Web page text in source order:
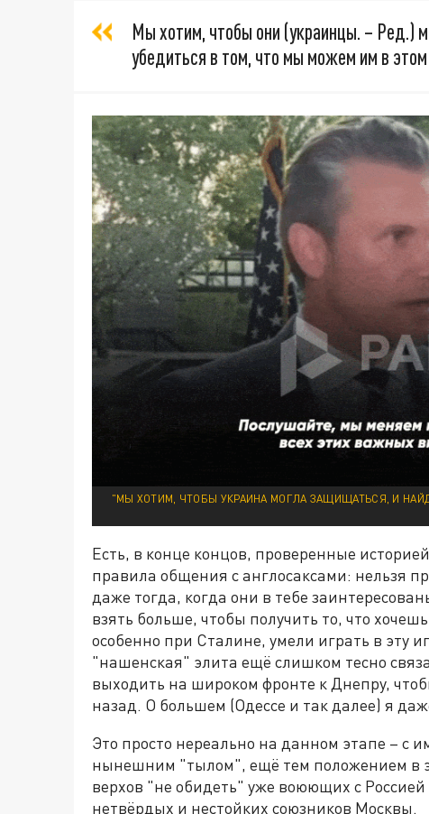
Мы хотим, чтобы они (украинцы. – Ред.)
убедиться в том, что мы можем им в
"МЫ ХОТИМ, ЧТОБЫ УКРАИНА МОГЛА ЗАЩИЩАТЬСЯ, И
Есть, в конце концов, проверенные
правила общения с англосаксами: нельзя
даже тогда, когда они в тебе
взять больше, чтобы получить то, что
особенно при Сталине, умели играть в эту
"нашенская" элита ещё слишком тесно
выходить на широком фронте к Днепру,
назад. О большем (Одессе и так далее) я
Это просто нереально на данном этапе – с
нынешним "тылом", ещё тем положением в
верхов "не обидеть" уже воюющих с
нетвёрдых и нестойких союзников Москвы.